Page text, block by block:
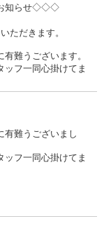
お知らせ◇◇◇
ただきます。
難うございます。
ッフ一同心掛けてま
有難うございまし
ッフ一同心掛けてま